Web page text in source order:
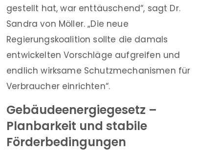
gestellt hat, war enttäuschend“, sagt Dr.
Sandra von Möller. „Die neue
Regierungskoalition sollte die damals
entwickelten Vorschläge aufgreifen und
endlich wirksame Schutzmechanismen für
Verbraucher einrichten“.
Gebäudeenergiegesetz –
Planbarkeit und stabile
Förderbedingungen